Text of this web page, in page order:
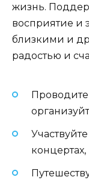
жизнь.
восприятие и
близкими и
радостью и
концертах,